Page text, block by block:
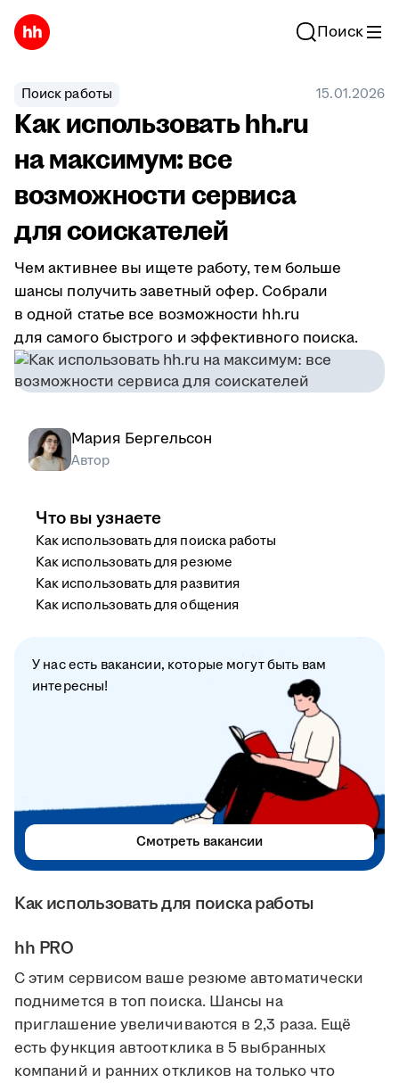
Поиск
Поиск работы 15.01.2026
Как использовать hh.ru
на максимум: все
возможности сервиса
для соискателей
Чем активнее вы ищете работу, тем больше
шансы получить заветный офер. Собрали
в одной статье все возможности hh.ru
для самого быстрого и эффективного поиска.
Как использовать для поиска работы
hh PRO
С этим сервисом ваше резюме автоматически
поднимется в топ поиска. Шансы на
приглашение увеличиваются в 2,3 раза. Ещё
есть функция автоотклика в 5 выбранных
компаний и ранних откликов на только что
Мария Бергельсон
Автор
Что вы узнаете
Как использовать для поиска работы
Как использовать для резюме
Как использовать для развития
Как использовать для общения
У нас есть вакансии, которые могут быть вам
интересны!
Смотреть вакансии